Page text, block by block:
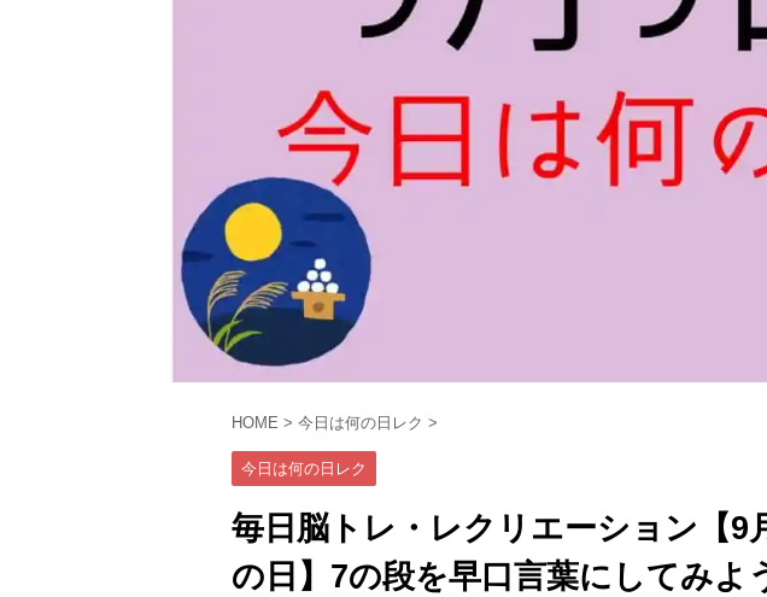
HOME > 今日は何の日レク >
今日は何の日レク
毎日脳トレ・レクリエーション【
の日】7の段を早口言葉にしてみよ